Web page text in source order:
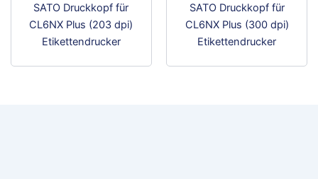
SATO Druckkopf für
CL6NX Plus (203 dpi)
Etikettendrucker
SATO Druckkopf für
CL6NX Plus (300 dpi)
Etikettendrucker